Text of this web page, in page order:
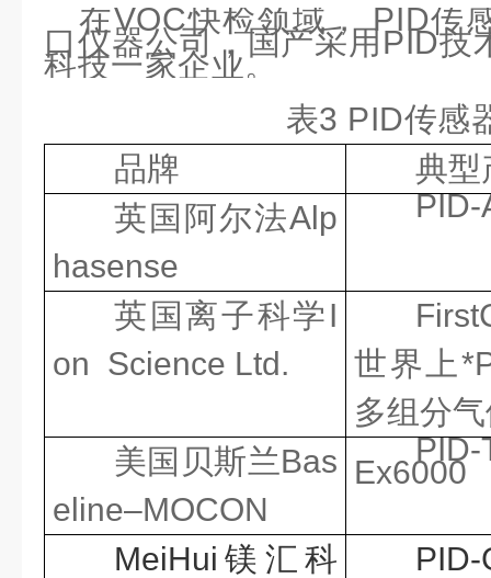
在VOC快检领域，PID传
口仪器公司，国产采用PID技
科技一家企业。
表3 PID传感
品牌
典型
英国阿尔法Alp
hasense
PID-
英国离子科学I
on Science Ltd.
世界上
多组分
美国贝斯兰Bas
eline–MOCON
PID-
Ex6000
MeiHui镁汇科